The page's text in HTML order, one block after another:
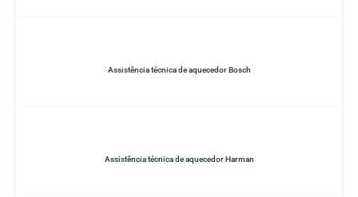
Assistência técnica de aquecedor Bosch
Assistência técnica de aquecedor Harman